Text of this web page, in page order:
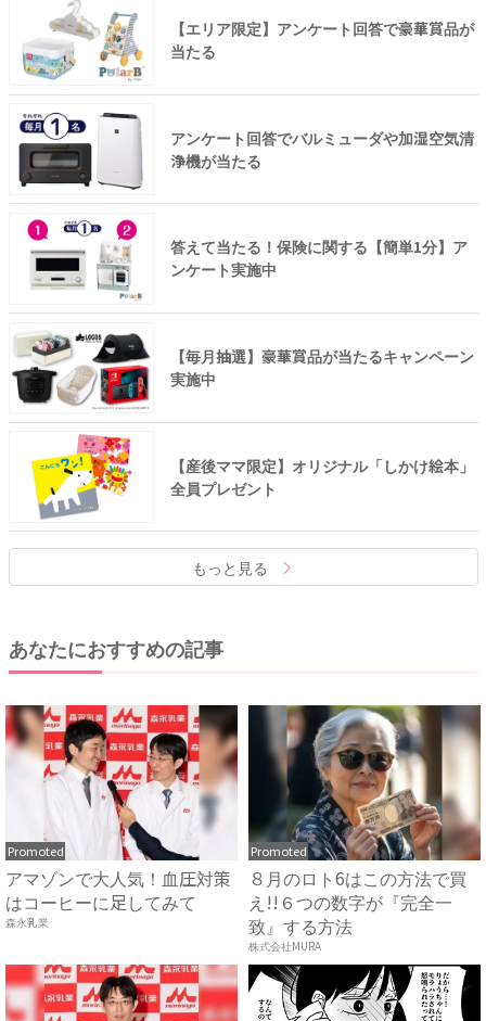
【エリア限定】アンケート回答で豪華賞品が
当たる
アンケート回答でバルミューダや加湿空気清
浄機が当たる
答えて当たる！保険に関する【簡単1分】ア
ンケート実施中
【毎月抽選】豪華賞品が当たるキャンペーン
実施中
【産後ママ限定】オリジナル「しかけ絵本」
全員プレゼント
もっと見る
あなたにおすすめの記事
Promoted
アマゾンで大人気！血圧対策
はコーヒーに足してみて
森永乳業
Promoted
８月のロト6はこの方法で買
え!!６つの数字が『完全一
致』する方法
株式会社MURA